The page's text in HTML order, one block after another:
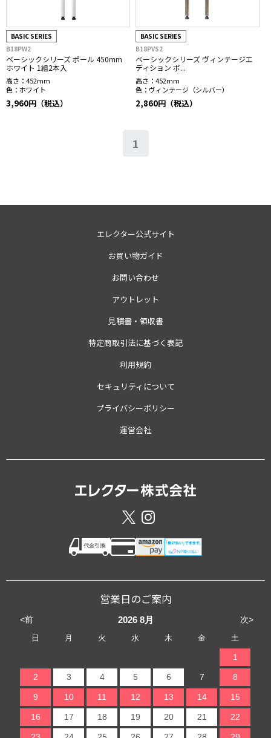
BASIC SERIES
B18PW2
ベーシックシリーズ ポール 450mm
ホワイト 1組2本入
高さ： 452mm
色： ホワイト
3,960円（税込）
BASIC SERIES
B18PVS2
ベーシックシリーズ ヴィンテージエ
ディション ポ...
高さ： 452mm
色： ヴィンテージ（シルバー）
2,860円（税込）
1
エレクター公式サイト
お買い物ガイド
お問い合わせ
アウトレット
見積書・領収書
特定商取引法に基づく表記
利用規約
セキュリティについて
プライバシーポリシー
運営会社
営業日のご案内
<前 次>
2026 8月
日 月 火 水 木 金 土
1
2 3 4 5 6 7 8
9 10 11 12 13 14 15
16 17 18 19 20 21 22